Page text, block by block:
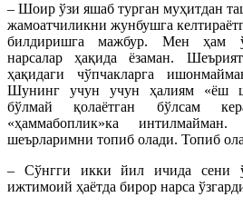
– Шоир ўзи яшаб турган муҳитдан
жамоатчиликни жунбушга
билдиришга мажбур. Мен ҳам
нарсалар ҳақида ёзаман.
ҳақидаги чўпчакларга
Шунинг учун учун ҳалиям «ёш
бўлмай қолаётган бўлсам
«ҳаммабоплик»ка
шеърларимни топиб олади. Топиб
– Сўнгги икки йил ичида сени
ижтимоий ҳаётда бирор нарса